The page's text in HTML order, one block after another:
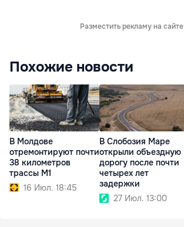
Разместить рекламу на сайте
Похожие новости
В Молдове
отремонтируют почти
38 километров
трассы M1
16 Июл. 18:45
В Слобозия Маре
открыли объездную
дорогу после почти
четырех лет
задержки
27 Июл. 13:00